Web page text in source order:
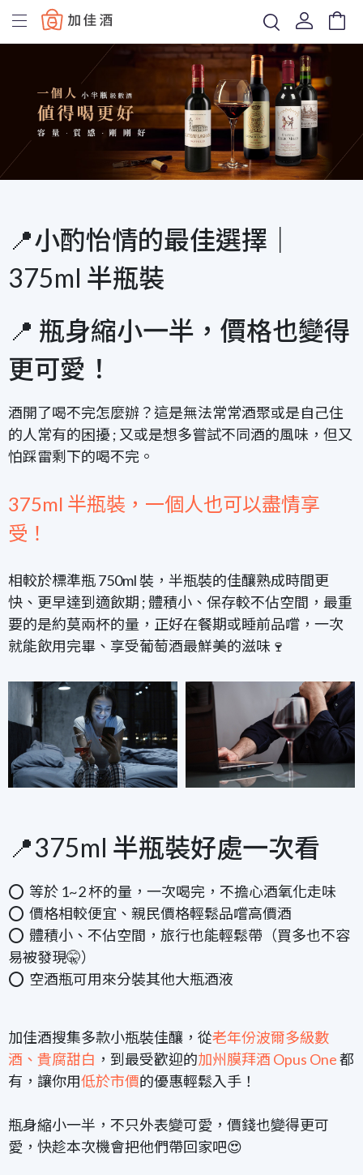
Baccus
📍小酌怡情的最佳選擇｜
375ml 半瓶裝
📍 瓶身縮小一半，價格也變得
更可愛！
酒開了喝不完怎麼辦？這是無法常常酒聚或是自己住
的人常有的困擾 ; 又或是想多嘗試不同酒的風味，但又
怕踩雷剩下的喝不完。
375ml 半瓶裝，一個人也可以盡情享
受！
相較於標準瓶 750ml 裝，半瓶裝的佳釀熟成時間更
快、更早達到適飲期 ; 體積小、保存較不佔空間，最重
要的是約莫兩杯的量，正好在餐期或睡前品嚐，一次
就能飲用完畢、享受葡萄酒最鮮美的滋味🍷
📍375ml 半瓶裝好處一次看
⭕️ 等於 1~2 杯的量，一次喝完，不擔心酒氧化走味
⭕️ 價格相較便宜、親民價格輕鬆品嚐高價酒
⭕️ 體積小、不佔空間，旅行也能輕鬆帶（買多也不容
易被發現🤫）
⭕️ 空酒瓶可用來分裝其他大瓶酒液
加佳酒搜集多款小瓶裝佳釀，從老年份波爾多級數
酒、貴腐甜白 ，到最受歡迎的加州膜拜酒 Opus One都
有，讓你用低於市價的優惠輕鬆入手！
瓶身縮小一半，不只外表變可愛，價錢也變得更可
愛，快趁本次機會把他們帶回家吧😍